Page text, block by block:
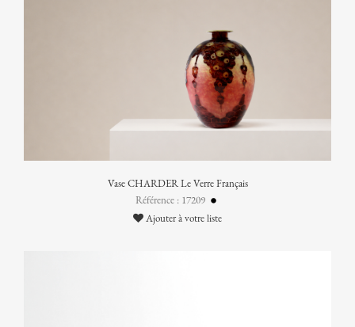
Vase CHARDER Le Verre Français
Référence : 17209
Ajouter à votre liste